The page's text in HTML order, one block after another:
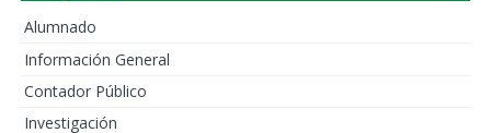
Alumnado
Información General
Contador Público
Investigación